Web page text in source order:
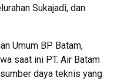
Sukajadi, dan
Umum BP Batam,
saat ini PT. Air Batam
daya teknis yang